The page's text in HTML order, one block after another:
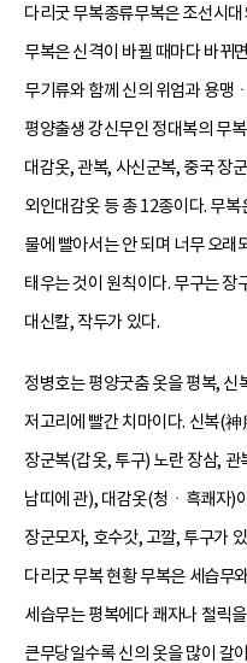
다리굿 무복종류무복은 조선시
무복은 신격이 바뀔 때마다 바뀌
무기류와 함께 신의 위엄과 용맹
평양출생 강신무인 정대복의 무
대감옷, 관복, 사신군복, 중국 장
외인대감옷 등 총 12종이다. 무
물에 빨아서는 안 되며 너무 오래
태우는 것이 원칙이다. 무구는
대신칼, 작두가 있다.
정병호는 평양굿춤 옷을 평복,
저고리에 빨간 치마이다. 신복(
장군복(갑옷, 투구) 노란 장삼,
남띠에 관), 대감옷(청ㆍ흑쾌자)
장군모자, 호수갓, 고깔, 투구가
다리굿 무복 현황 무복은 세습무
세습무는 평복에다 쾌자나 철릭
큰무당일수록 신의 옷을 많이 갈